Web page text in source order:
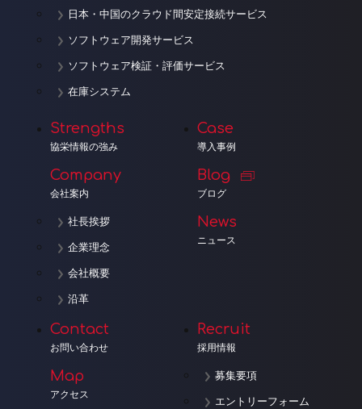
日本・中国のクラウド間安定接続サービス
ソフトウェア開発サービス
ソフトウェア検証・評価サービス
在庫システム
Strengths
協栄情報の強み
Company
会社案内
社長挨拶
企業理念
会社概要
沿革
Case
導入事例
Blog
ブログ
News
ニュース
Contact
お問い合わせ
Map
アクセス
Recruit
採用情報
募集要項
エントリーフォーム